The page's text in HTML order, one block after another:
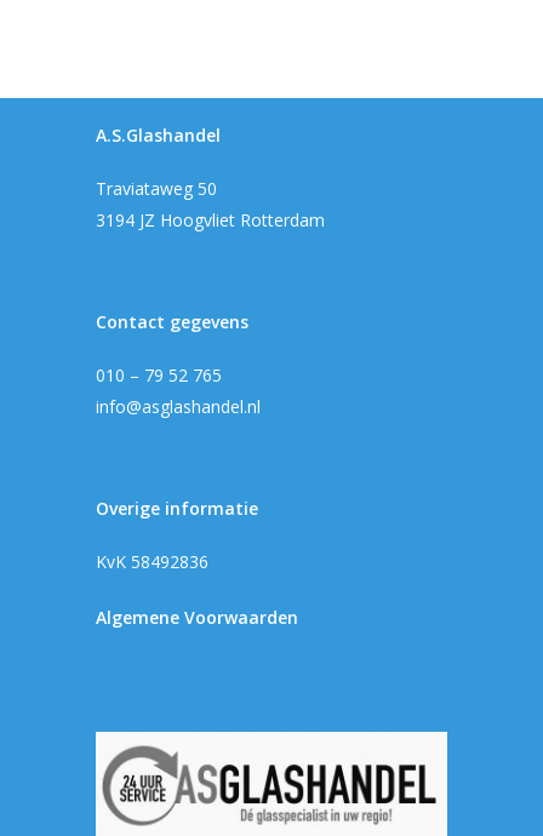
A.S.Glashandel
Traviataweg 50
3194 JZ Hoogvliet Rotterdam
Contact gegevens
010 – 79 52 765
info@asglashandel.nl
Overige informatie
KvK 58492836
Algemene Voorwaarden